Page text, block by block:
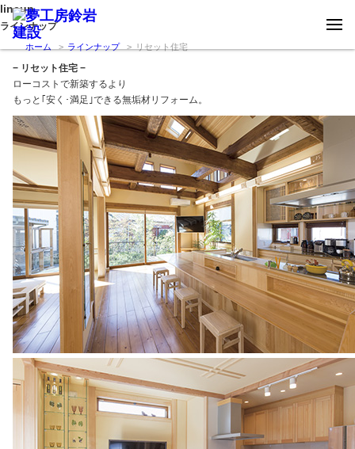
lineup
ラインナップ
ホーム ラインナップ リセット住宅
− リセット住宅 −
ローコストで新築するより
もっと｢安く･満足｣できる無垢材リフォーム。